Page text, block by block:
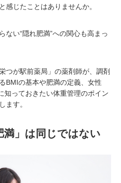
感じたことはありませんか。
ない“隠れ肥満”への関心も高まっ
つが駅前薬局」の薬剤師が、調剤
BMIの基本や肥満の定義、女性
知っておきたい体重管理のポイン
ます。
満」は同じではない